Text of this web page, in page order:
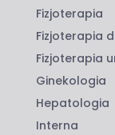
Fizjoterapia
Fizjoterapia
Fizjoterapia
Ginekologia
Hepatologia
Interna